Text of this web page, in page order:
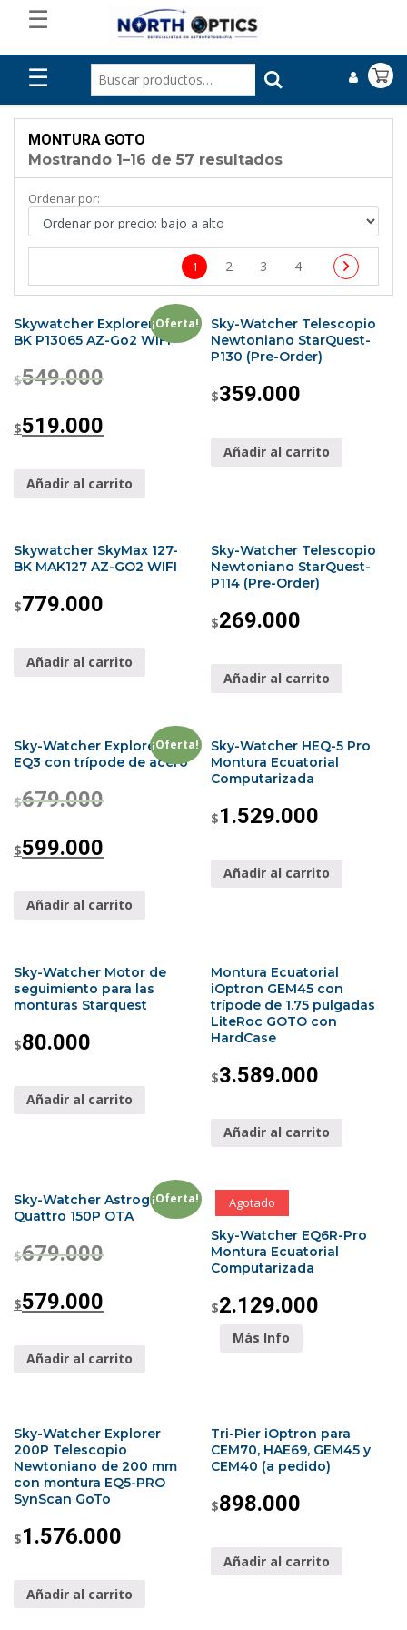
☰
☰
MONTURA GOTO
Mostrando 1–16 de 57 resultados
Ordenar por:
1 2 3 4
¡Oferta!
Skywatcher Explorer-130P
BK P13065 AZ-Go2 WIFI
$549.000
$519.000
Añadir al carrito
Sky-Watcher Telescopio
Newtoniano StarQuest-
P130 (Pre-Order)
$359.000
Añadir al carrito
Skywatcher SkyMax 127-
BK MAK127 AZ-GO2 WIFI
$779.000
Añadir al carrito
Sky-Watcher Telescopio
Newtoniano StarQuest-
P114 (Pre-Order)
$269.000
Añadir al carrito
¡Oferta!
Sky-Watcher Explorer 150P
EQ3 con trípode de acero
$679.000
$599.000
Añadir al carrito
Sky-Watcher HEQ-5 Pro
Montura Ecuatorial
Computarizada
$1.529.000
Añadir al carrito
Sky-Watcher Motor de
seguimiento para las
monturas Starquest
$80.000
Añadir al carrito
Montura Ecuatorial
iOptron GEM45 con
trípode de 1.75 pulgadas
LiteRoc GOTO con
HardCase
$3.589.000
Añadir al carrito
¡Oferta!
Sky-Watcher Astrografo
Quattro 150P OTA
$679.000
$579.000
Añadir al carrito
Agotado
Sky-Watcher EQ6R-Pro
Montura Ecuatorial
Computarizada
$2.129.000
Más Info
Sky-Watcher Explorer
200P Telescopio
Newtoniano de 200 mm
con montura EQ5-PRO
SynScan GoTo
$1.576.000
Añadir al carrito
Tri-Pier iOptron para
CEM70, HAE69, GEM45 y
CEM40 (a pedido)
$898.000
Añadir al carrito